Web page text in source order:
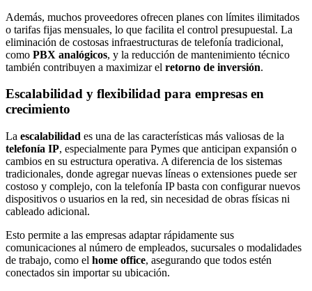
Además, muchos proveedores ofrecen planes con límites ilimitados
o tarifas fijas mensuales, lo que facilita el control presupuestal. La
eliminación de costosas infraestructuras de telefonía tradicional,
como PBX analógicos, y la reducción de mantenimiento técnico
también contribuyen a maximizar el retorno de inversión.
Escalabilidad y flexibilidad para empresas en
crecimiento
La escalabilidad es una de las características más valiosas de la
telefonía IP, especialmente para Pymes que anticipan expansión o
cambios en su estructura operativa. A diferencia de los sistemas
tradicionales, donde agregar nuevas líneas o extensiones puede ser
costoso y complejo, con la telefonía IP basta con configurar nuevos
dispositivos o usuarios en la red, sin necesidad de obras físicas ni
cableado adicional.
Esto permite a las empresas adaptar rápidamente sus
comunicaciones al número de empleados, sucursales o modalidades
de trabajo, como el home office, asegurando que todos estén
conectados sin importar su ubicación.